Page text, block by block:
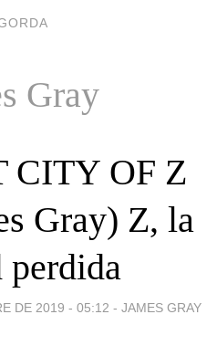
Gray
CITY OF Z
Gray) Z, la
perdida
DE 2019 - 05:12 - JAMES GRAY